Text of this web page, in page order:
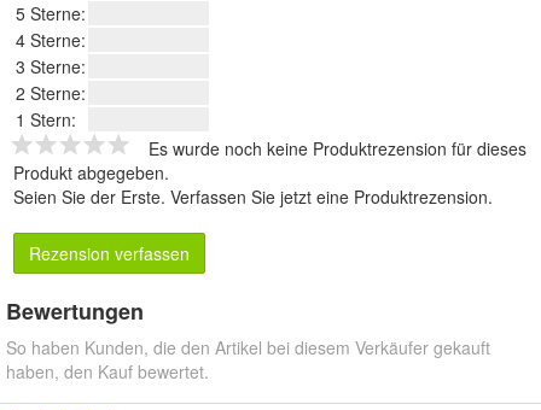
5 Sterne:
4 Sterne:
3 Sterne:
2 Sterne:
1 Stern:
Es wurde noch keine Produktrezension für dieses
Produkt abgegeben.
Seien Sie der Erste. Verfassen Sie jetzt eine Produktrezension.
Rezension verfassen
Bewertungen
So haben Kunden, die den Artikel bei diesem Verkäufer gekauft
haben, den Kauf bewertet.